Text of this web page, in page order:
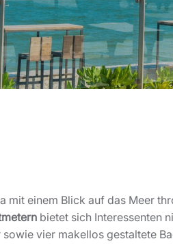
mit einem Blick auf das Meer
bietet sich Interessenten
vier makellos gestaltete